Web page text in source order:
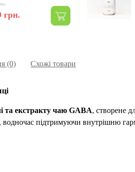
грн.
(0) Схожі товари
та екстракту чаю GABA, створене
водночас підтримуючи внутрішню